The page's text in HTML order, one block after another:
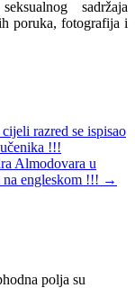
sadržaja
poruka, fotografija i
razred se ispisao
!!!
Almodovara u
engleskom !!! →
polja su